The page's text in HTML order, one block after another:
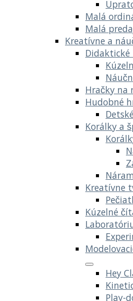
Malá
Malá
Kreatívne a
Didaktické
Hračky na
Hudobné
Korálky a
Kreatívne
Kúzelné
Hey
Play-